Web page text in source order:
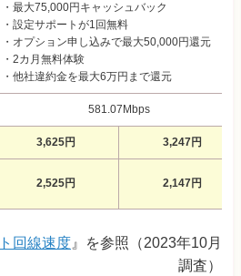
・最大75,000円キャッシュバック
・設定サポートが1回無料
・オプション申し込みで最大50,000円還元
・2カ月無料体験
・他社違約金を最大6万円まで還元
581.07Mbps
3,625円 3,247円
2,525円 2,147円
回線速度』を参照（2023年10月
調査）